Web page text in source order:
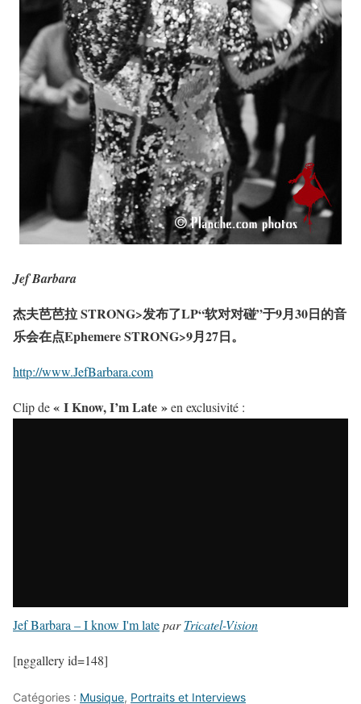
Jef Barbara
杰夫芭芭拉 STRONG>发布了LP“软对对碰”于9月30日的音
乐会在点EphemereSTRONG>9月27日。
http://www.JefBarbara.com
Clip de« I Know, I’m Late »en exclusivité :
Jef Barbara – I know I'm lateparTricatel-Vision
[nggallery id=148]
Catégories : Musique, Portraits et Interviews